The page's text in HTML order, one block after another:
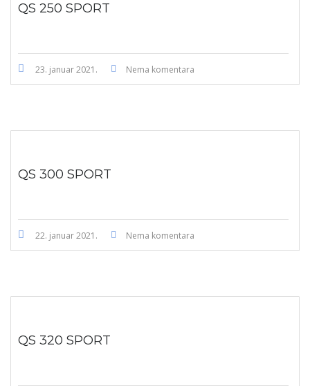
QS 250 SPORT
23. januar 2021. Nema komentara
QS 300 SPORT
22. januar 2021. Nema komentara
QS 320 SPORT